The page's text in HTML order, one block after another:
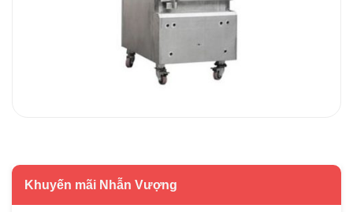
Khuyến mãi Nhẫn Vượng